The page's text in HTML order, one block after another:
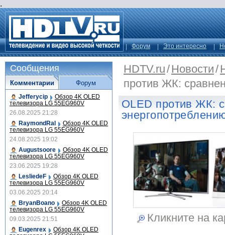
.
Форум Это интересно
HDTV.ru/Новости/
против ЖК:
OLED против ЖК:
Кликните на
Сообщения
Комментарии
Jefferycip Обзор 4K OLED
телевизора LG 55EG960V
26.08.2025 21:28
RaymondRal
Обзор 4K OLED
телевизора LG 55EG960V
24.08.2025 19:02
Augustsoore
Обзор 4K OLED
телевизора LG 55EG960V
23.06.2025 19:28
LesliedeF
Обзор 4K OLED
телевизора LG 55EG960V
03.06.2025 20:14
BryanBoano
Обзор 4K OLED
телевизора LG 55EG960V
09.03.2025 21:51
Eugenrex
Обзор 4K OLED
Форум